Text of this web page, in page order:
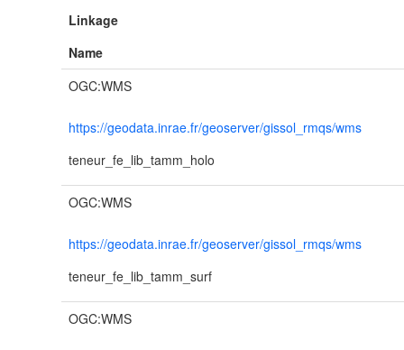
Linkage
Name
OGC:WMS
https://geodata.inrae.fr/geoserver/gissol_rmqs/wms
teneur_fe_lib_tamm_holo
OGC:WMS
https://geodata.inrae.fr/geoserver/gissol_rmqs/wms
teneur_fe_lib_tamm_surf
OGC:WMS